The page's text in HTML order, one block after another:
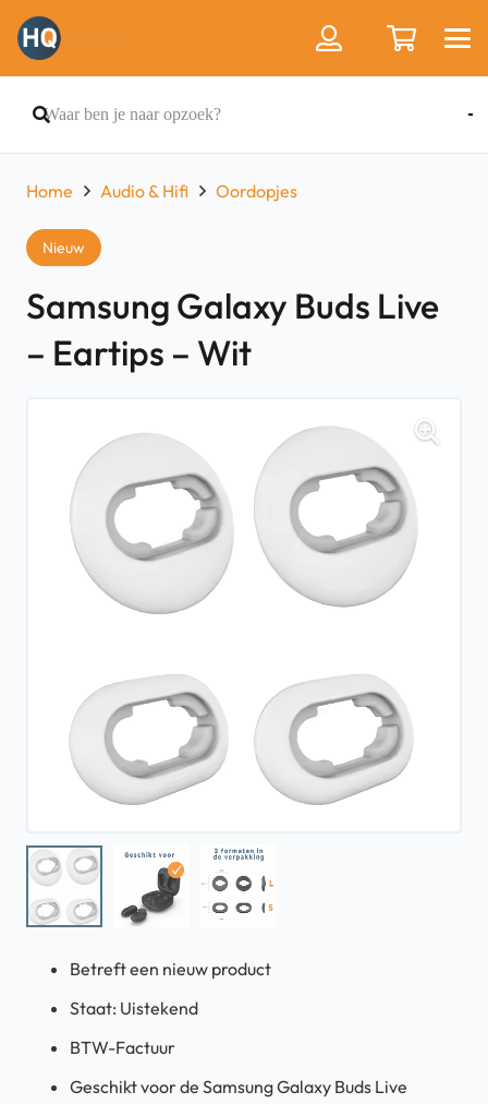
Home Audio & Hifi Oordopjes
Nieuw
Samsung Galaxy Buds Live
– Eartips – Wit
Betreft een nieuw product
Staat: Uistekend
BTW-Factuur
Geschikt voor de Samsung Galaxy Buds Live